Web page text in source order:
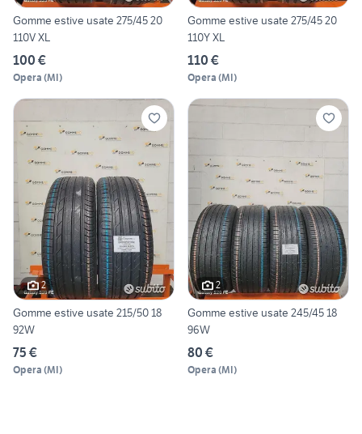
Gomme estive usate 275/45 20
110V XL
100 €
Opera (MI)
Gomme estive usate 275/45 20
110Y XL
110 €
Opera (MI)
2
Gomme estive usate 215/50 18
92W
75 €
Opera (MI)
2
Gomme estive usate 245/45 18
96W
80 €
Opera (MI)